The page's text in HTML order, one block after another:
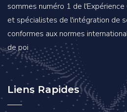
sommes numéro 1 de
et spécialistes de l'intégration de
conformes aux normes
de poi
Liens Rapides